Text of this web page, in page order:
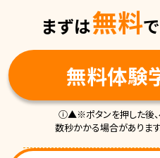
まずは無料
無料体験
ⓘ▲※ポタンを押した後
数秒かかる場合があります